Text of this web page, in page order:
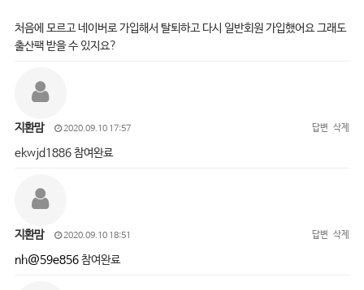
처음에 모르고 네이버로 가입해서 탈퇴하고 다시 일반회원 가입했어요 그래도
출산팩 받을 수 있지요?
지환맘 2020.09.10 17:57 답변 삭제
ekwjd1886 참여완료
지환맘 2020.09.10 18:51 답변 삭제
nh@59e856참여완료